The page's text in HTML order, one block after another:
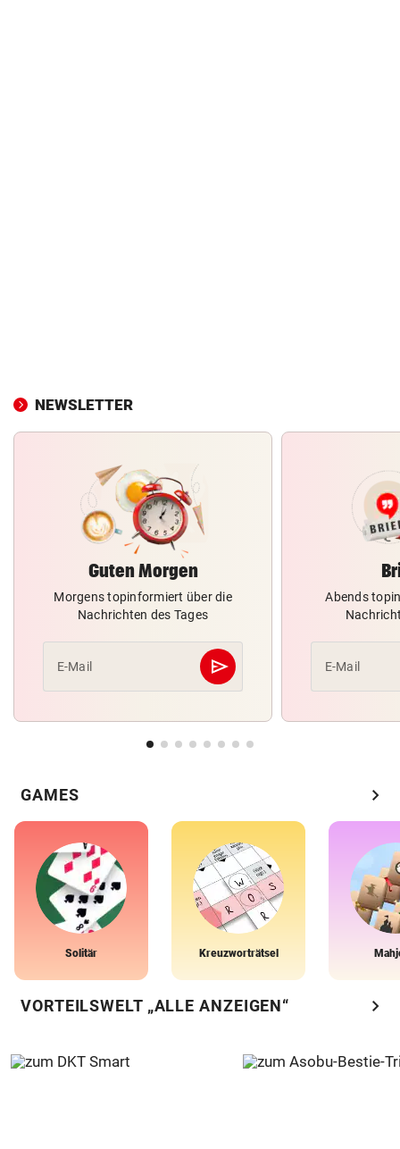
NEWSLETTER
Guten Morgen
Morgens topinformiert über die
Nachrichten des Tages
E-Mail send
Abschicken
Abends
E-Mail
GAMES chevron_right
Solitär Kreuzworträtsel
VORTEILSWELT „ALLE ANZEIGEN“ chevron_right